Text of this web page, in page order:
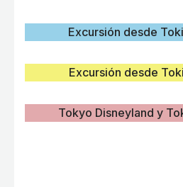
Excursión desde
Excursión desde
Tokyo Disneyland y